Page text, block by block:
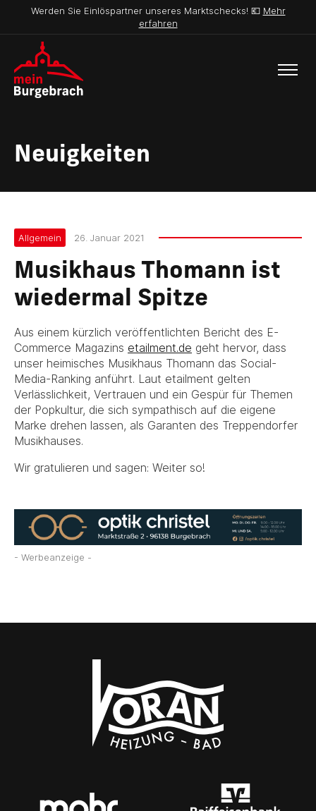
Werden Sie Einlöspartner unseres Marktschecks! 💶 Mehr
erfahren
Neuigkeiten
Allgemein 26. Januar 2021
Musikhaus Thomann ist
wiedermal Spitze
Aus einem kürzlich veröffentlichten Bericht des E-
Commerce Magazins etailment.de geht hervor, dass
unser heimisches Musikhaus Thomann das Social-
Media-Ranking anführt. Laut etailment gelten
Verlässlichkeit, Vertrauen und ein Gespür für Themen
der Popkultur, die sich sympathisch auf die eigene
Marke drehen lassen, als Garanten des Treppendorfer
Musikhauses.
Wir gratulieren und sagen: Weiter so!
- Werbeanzeige -